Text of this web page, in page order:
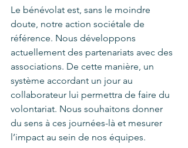
Le bénévolat est, sans le moindre
doute, notre action sociétale de
référence. Nous développons
actuellement des partenariats avec des
associations. De cette manière, un
système accordant un jour au
collaborateur lui permettra de faire du
volontariat. Nous souhaitons donner
du sens à ces journées-là et mesurer
l’impact au sein de nos équipes.